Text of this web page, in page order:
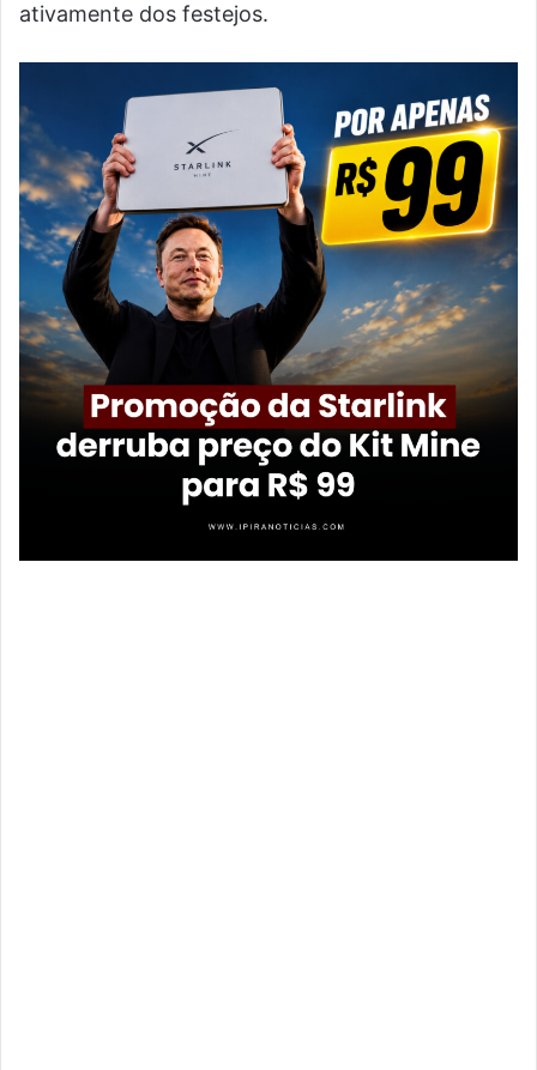
ativamente dos festejos.